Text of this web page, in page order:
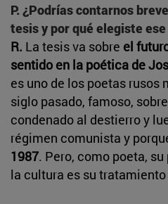
P. ¿Podrías contarnos
tesis y por qué elegiste
R. La tesis va sobre el
sentido en la poética de
es uno de los poetas rusos
siglo pasado, famoso,
condenado al destierro y
régimen comunista y
1987. Pero, como poeta,
la cultura es su